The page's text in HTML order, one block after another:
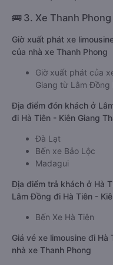
🚌 3. Xe Thanh Phong
Giờ xuất phát xe
của nhà xe Thanh Phong
Giờ xuất phát của
Giang từ Lâm Đồng
Địa điểm đón khách ở
đi Hà Tiên - Kiên Giang
Đà Lạt
Bến xe Bảo Lộc
Madagui
Địa điểm trả khách ở Hà
Lâm Đồng đi Hà Tiên -
Bến Xe Hà Tiên
Giá vé xe limousine đi
nhà xe Thanh Phong